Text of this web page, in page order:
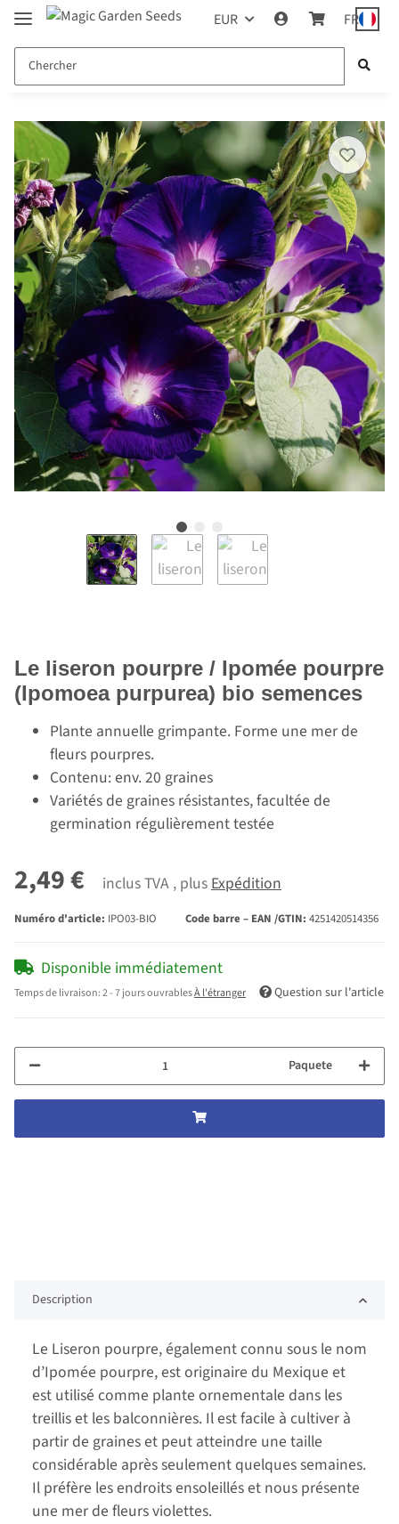
EUR FR
Le liseron pourpre / Ipomée pourpre
(Ipomoea purpurea) bio semences
Plante annuelle grimpante. Forme une mer de
fleurs pourpres.
Contenu: env. 20 graines
Variétés de graines résistantes, facultée de
germination régulièrement testée
2,49 € inclus TVA , plusExpédition
Numéro d'article: IPO03-BIO Code barre – EAN /GTIN: 4251420514356
Disponible immédiatement
Temps de livraison:2 - 7 jours ouvrablesÀ l'étranger Question sur l'article
Paquete
Description
Le Liseron pourpre, également connu sous le nom
d’Ipomée pourpre, est originaire du Mexique et
est utilisé comme plante ornementale dans les
treillis et les balconnières. Il est facile à cultiver à
partir de graines et peut atteindre une taille
considérable après seulement quelques semaines.
Il préfère les endroits ensoleillés et nous présente
une mer de fleurs violettes.